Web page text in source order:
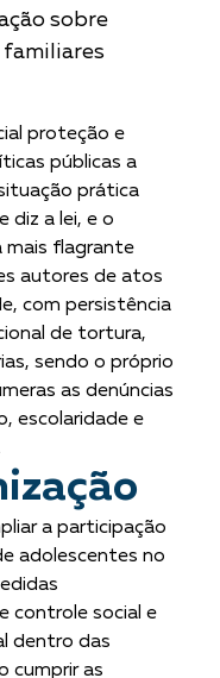
sobre
proteção e
públicas a
prática
diz a lei, e o
mais flagrante
autores de atos
com persistência
de tortura,
sendo o próprio
as denúncias
escolaridade e
a participação
adolescentes no
controle social e
dentro das
cumprir as